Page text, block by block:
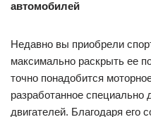
автомобилей
Недавно вы приобрели
максимально раскрыть ее
точно понадобится
разработанное
двигателей. Благодаря его